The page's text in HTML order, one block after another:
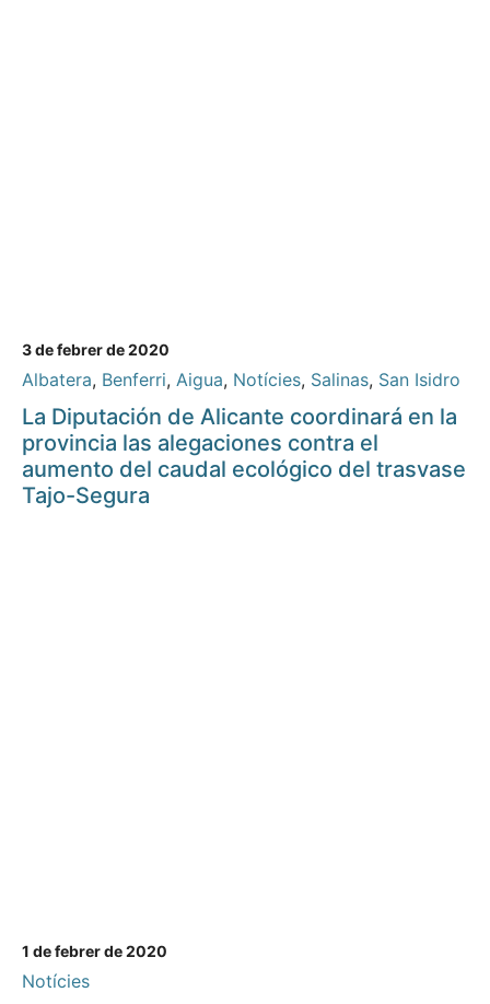
3 de febrer de 2020
Albatera, Benferri, Aigua, Notícies, Salinas, San Isidro
La Diputación de Alicante coordinará en la
provincia las alegaciones contra el
aumento del caudal ecológico del trasvase
Tajo-Segura
1 de febrer de 2020
Notícies